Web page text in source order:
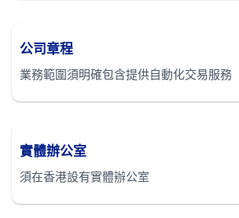
公司章程
業務範圍須明確包含提供自動化交易服務
實體辦公室
須在香港設有實體辦公室